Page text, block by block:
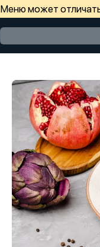
Меню может